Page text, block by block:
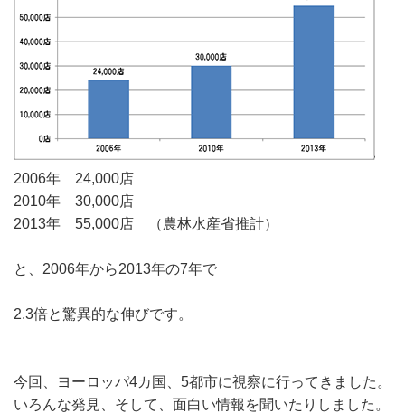
2006年 24,000店
2010年 30,000店
2013年 55,000店 （農林水産省推計）
と、2006年から2013年の7年で
2.3倍と驚異的な伸びです。
今回、ヨーロッパ4カ国、5都市に視察に行ってきました。
いろんな発見、そして、面白い情報を聞いたりしました。